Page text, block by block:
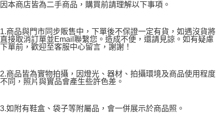
因本商店皆為二手商品，購買前請理解以下事項。
1.商品與門市同步販售中，下單後不保證一定有貨，如遇沒貨將
直接取消訂單並Email聯繫您。造成不便，還請見諒。如有疑慮
下單前，歡迎至客服中心留言，謝謝！
2.商品皆為實物拍攝，因燈光、器材、拍攝環境及商品使用程度
不同，照片與實品會產生些許色差。
3.如附有鞋盒、袋子等附屬品，會一併展示於商品照。